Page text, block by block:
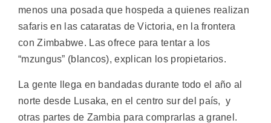
menos una posada que hospeda a quienes realizan
safaris en las cataratas de Victoria, en la frontera
con Zimbabwe. Las ofrece para tentar a los
“mzungus” (blancos), explican los propietarios.
La gente llega en bandadas durante todo el año al
norte desde Lusaka, en el centro sur del país, y
otras partes de Zambia para comprarlas a granel.